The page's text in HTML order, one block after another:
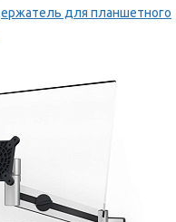
для планшетного